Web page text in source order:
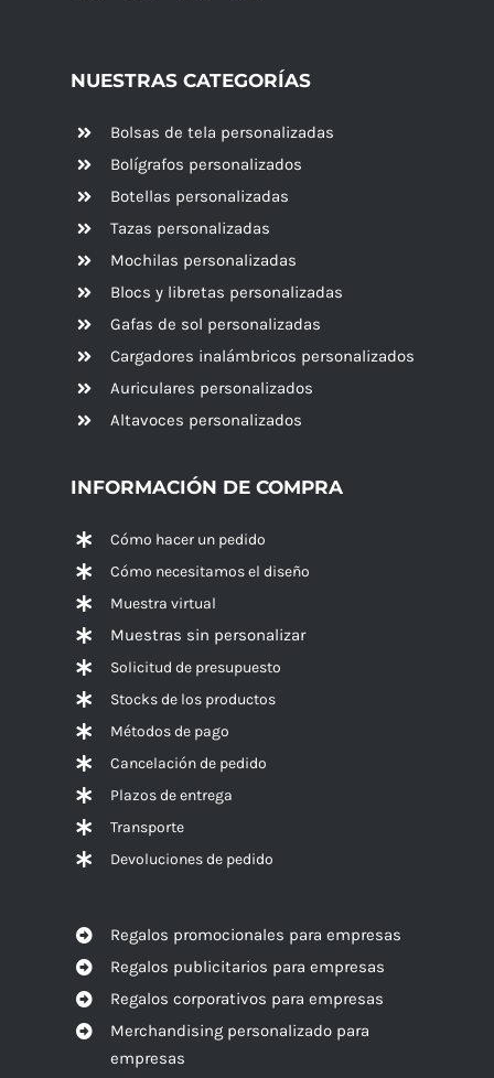
NUESTRAS CATEGORÍAS
Bolsas de tela personalizadas
Bolígrafos personalizados
Botellas personalizadas
Tazas personalizadas
Mochilas personalizadas
Blocs y libretas personalizadas
Gafas de sol personalizadas
Cargadores inalámbricos personalizados
Auriculares personalizados
Altavoces personalizados
INFORMACIÓN DE COMPRA
Cómo hacer un pedido
Cómo necesitamos el diseño
Muestra virtual
Muestras sin personalizar
Solicitud de presupuesto
Stocks de los productos
Métodos de pago
Cancelación de pedido
Plazos de entrega
Transporte
Devoluciones de pedido
Regalos promocionales para empresas
Regalos publicitarios para empresas
Regalos corporativos para empresas
Merchandising personalizado para
empresas